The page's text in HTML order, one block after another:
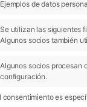
Ejemplos de datos
Se utilizan las siguientes
Algunos socios también
Algunos socios procesan
configuración.
consentimiento es